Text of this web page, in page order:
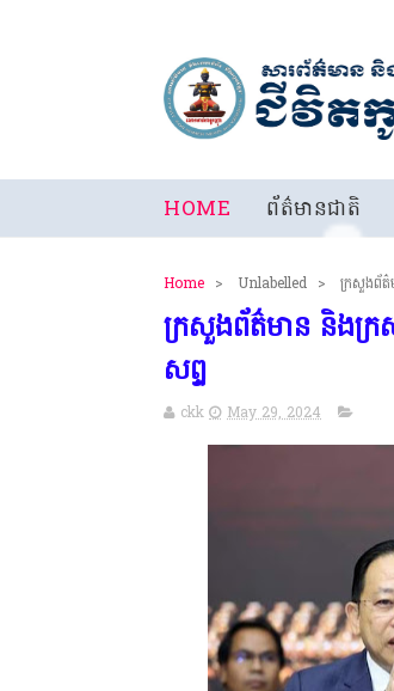
HOME ព័ត៌មានជាតិ
Home > Unlabelled > ក្រសួងព័ត៌
ក្រសួងព័ត៌មាន និងក្រសួ
សព្ទ
ckk May 29, 2024